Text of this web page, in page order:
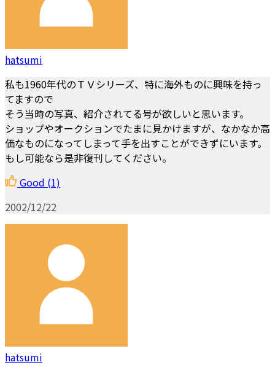
hatsumi
私も1960年代のＴＶシリーズ、特に海外ものに興味を持っ
てますので
そう当時の写真、紹介されてる号が欲しいと思います。
ショップやオークションでたまに見かけますが、なかなか高
価なものになってしまって手を出すことができずにいます。
もし可能なら是非復刊してください。
Good (1)
2002/12/22
hatsumi